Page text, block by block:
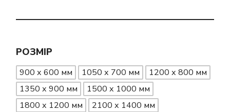
РОЗМІР
900 х 600 мм 1050 х 700 мм
1200 х 800 мм
1350 х 900 мм
1500 х 1000 мм
1800 х 1200 мм
2100 х 1400 мм